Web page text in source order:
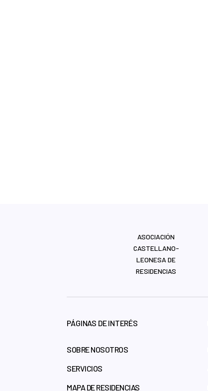
ASOCIACIÓN
CASTELLANO-
LEONESA DE
RESIDENCIAS
PÁGINAS DE INTERÉS
SOBRE NOSOTROS
SERVICIOS
MAPA DE RESIDENCIAS